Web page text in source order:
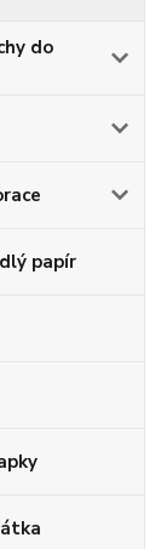
do
papír